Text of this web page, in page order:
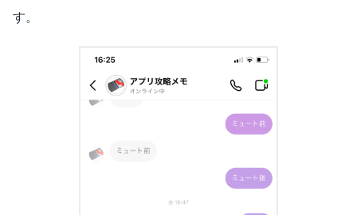
す。